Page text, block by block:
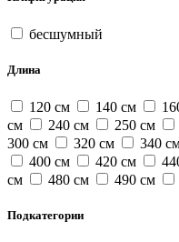
бесшумный
Длина
120 см 140 см
см
240 см 250 см
300 см
320 см 340
400 см
420 см
см
480 см 490 см
Подкатегории